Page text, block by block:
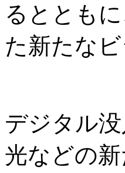
るととも
た新たな
デジタル
光などの